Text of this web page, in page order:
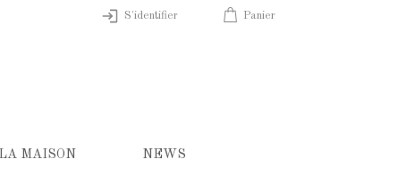
S'identifier Panier
LA MAISON NEWS